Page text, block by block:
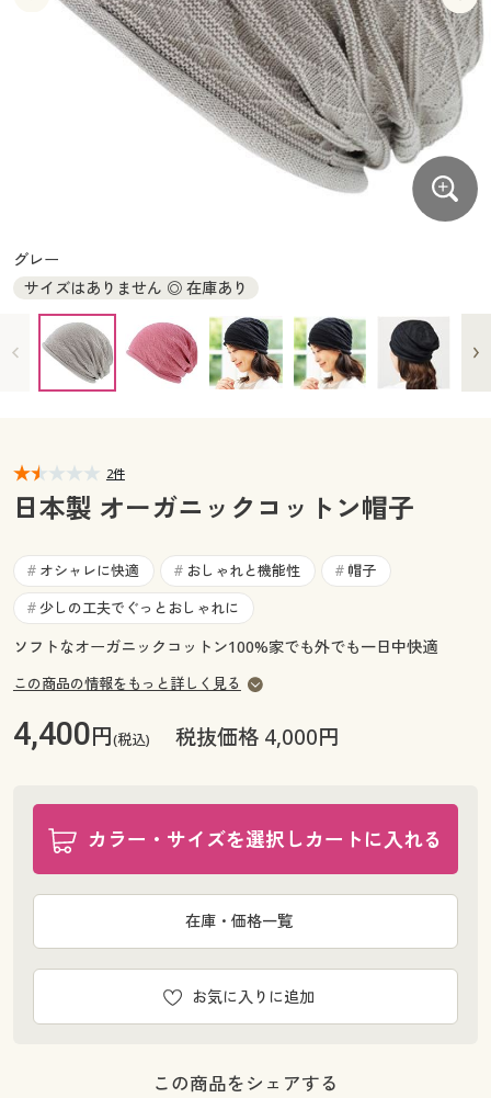
カーテン・ラグ・ファブリック
制服・学生服
ジュニア・ティーンズ下着
大きいサイズ通販すべて
大きいサイズ レディース服
大きいサイズ 事務・制服
バーゲン
カタログ・チラシからのご注文
デジタルカタログ
カタログ無料プレゼント
マイページ
お気に入り
サポート
ジュニア・ティーンズ下着
大きいサイズ レディース服
大きいサイズ レディース下着
バーゲンセール
シークレットセール
詳細検索
商品カテゴリ一覧
カタログ無料プレゼント
会員メニュー
閲覧履歴
サポート
ご利用ガイド
グレー
サイズはありません ◎ 在庫あり
2件
日本製 オーガニックコットン帽子
# オシャレに快適 # おしゃれと機能性 # 帽子
# 少しの工夫でぐっとおしゃれに
ソフトなオーガニックコットン100%家でも外でも一日中快適
この商品の情報をもっと詳しく見る
4,400円(税込) 税抜価格 4,000円
カラー・サイズを選択しカートに入れる
お気に入りに追加
在庫・価格一覧
この商品をシェアする